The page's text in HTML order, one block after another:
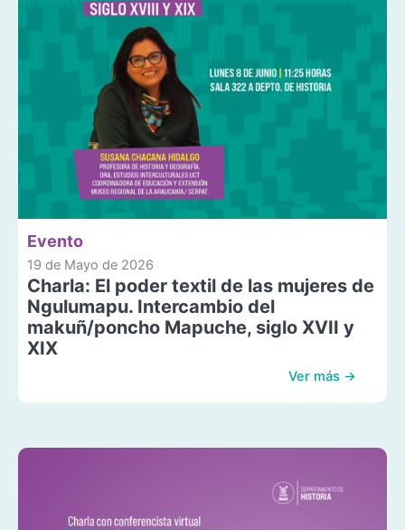
Evento
19 de Mayo de 2026
Charla: El poder textil de las mujeres de
Ngulumapu. Intercambio del
makuñ/poncho Mapuche, siglo XVII y
XIX
Ver más →